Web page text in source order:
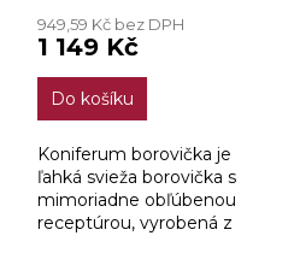
produktu
je
4,0
5
hvězdiček.
949,59 Kč bez DPH
1 149 Kč
Do košíku
Koniferum borovička je
ľahká svieža borovička s
mimoriadne obľúbenou
receptúrou, vyrobená z